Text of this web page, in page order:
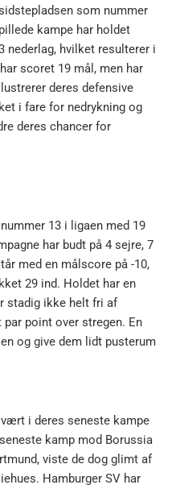
som nummer
kampe har holdet
nederlag, hvilket resulterer i
scoret 19 mål, men har
deres defensive
i fare for nedrykning og
deres chancer for
13 i ligaen med 19
har budt på 4 sejre, 7
med en målscore på -10,
29 ind. Holdet har en
stadig ikke helt fri af
par point over stregen. En
og give dem lidt pusterum
i deres seneste kampe
kamp mod Borussia
viste de dog glimt af
Hamburger SV har